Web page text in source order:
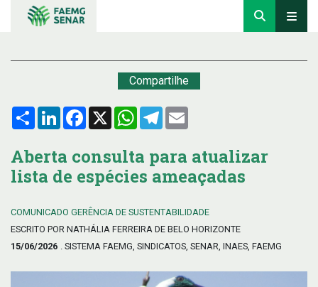
Compartilhe
Compartilhar
LinkedInFacebook
X WhatsApp
Telegram
Aberta consulta para atualizar
lista de espécies ameaçadas
COMUNICADO GERÊNCIA DE SUSTENTABILIDADE
ESCRITO POR NATHÁLIA FERREIRA DE BELO HORIZONTE
15/06/2026 . SISTEMA FAEMG, SINDICATOS, SENAR, INAES, FAEMG